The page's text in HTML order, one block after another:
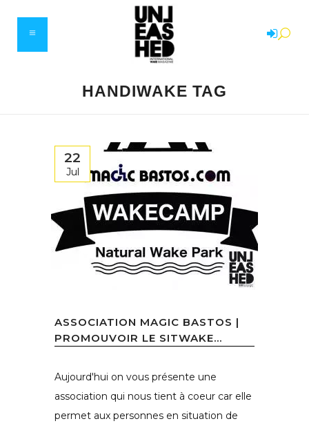
HANDIWAKE TAG
22
Jul
ASSOCIATION MAGIC BASTOS |
PROMOUVOIR LE SITWAKE...
Aujourd'hui on vous présente une
association qui nous tient à coeur car elle
permet aux personnes en situation de